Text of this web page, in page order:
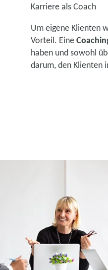
Karriere als Coach
Um eigene Klienten
Vorteil. Eine
haben und sowohl
darum, den Klienten